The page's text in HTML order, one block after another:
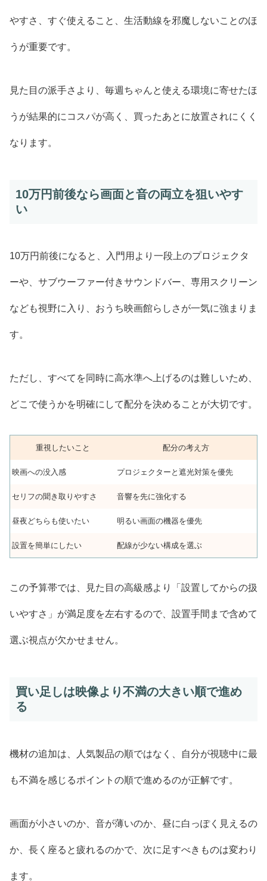
やすさ、すぐ使えること、生活動線を邪魔しないことのほ
うが重要です。
見た目の派手さより、毎週ちゃんと使える環境に寄せたほ
うが結果的にコスパが高く、買ったあとに放置されにくく
なります。
10万円前後なら画面と音の両立を狙いやす
い
10万円前後になると、入門用より一段上のプロジェクタ
ーや、サブウーファー付きサウンドバー、専用スクリーン
なども視野に入り、おうち映画館らしさが一気に強まりま
す。
ただし、すべてを同時に高水準へ上げるのは難しいため、
どこで使うかを明確にして配分を決めることが大切です。
重視したいこと 配分の考え方
映画への没入感 プロジェクターと遮光対策を優先
セリフの聞き取りやすさ 音響を先に強化する
昼夜どちらも使いたい 明るい画面の機器を優先
設置を簡単にしたい 配線が少ない構成を選ぶ
この予算帯では、見た目の高級感より「設置してからの扱
いやすさ」が満足度を左右するので、設置手間まで含めて
選ぶ視点が欠かせません。
買い足しは映像より不満の大きい順で進め
る
機材の追加は、人気製品の順ではなく、自分が視聴中に最
も不満を感じるポイントの順で進めるのが正解です。
画面が小さいのか、音が薄いのか、昼に白っぽく見えるの
か、長く座ると疲れるのかで、次に足すべきものは変わり
ます。